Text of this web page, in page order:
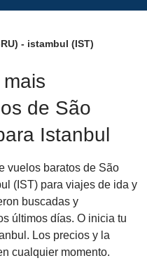
- istambul (IST)
de São
Istanbul
vuelos baratos de São
(IST) para viajes de ida y
buscadas y
últimos días. O inicia tu
Los precios y la
cualquier momento.